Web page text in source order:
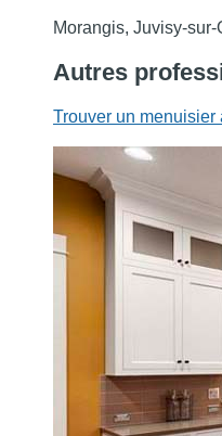
Morangis, Juvisy-
Autres
Trouver un menuisier